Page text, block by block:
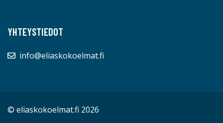
YHTEYSTIEDOT
info@eliaskokoelmat.fi
© eliaskokoelmat.fi 2026